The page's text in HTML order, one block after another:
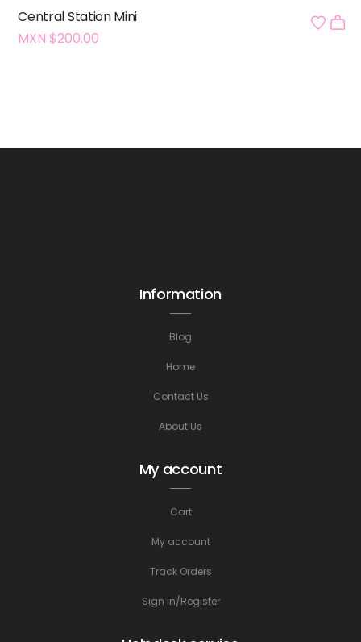
Central Station Mini
MXN $200.00
Information
Blog
Home
Contact Us
About Us
My account
Cart
My account
Track Orders
Sign in/Register